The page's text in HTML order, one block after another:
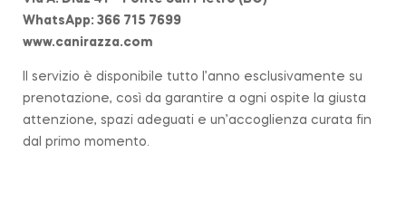
WhatsApp: 366 715 7699
www.canirazza.com
Il servizio è disponibile tutto l’anno esclusivamente su
prenotazione, così da garantire a ogni ospite la giusta
attenzione, spazi adeguati e un’accoglienza curata fin
dal primo momento.